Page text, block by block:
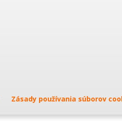
Zásady používania súborov